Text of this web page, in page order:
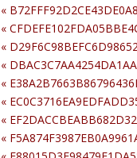
«
«
«
«
«
«
«
«